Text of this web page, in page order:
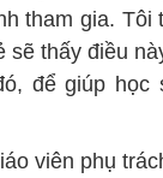
tham gia. Tôi
thấy điều
để giúp học